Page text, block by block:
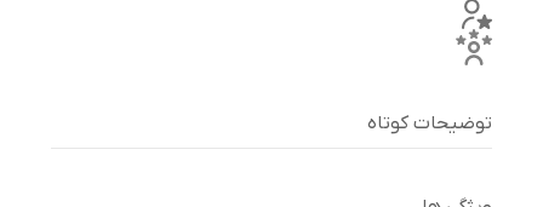
توضیحات کوتاه